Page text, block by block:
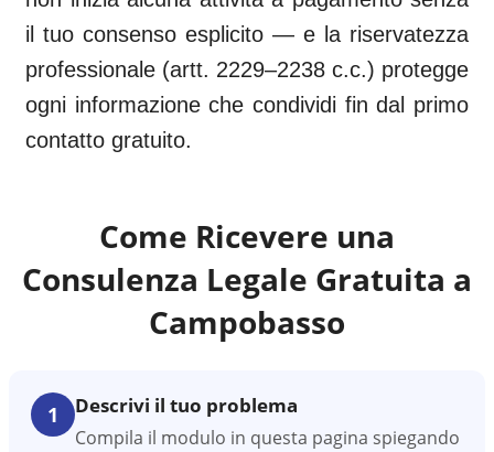
il tuo consenso esplicito — e la riservatezza
professionale (artt. 2229–2238 c.c.) protegge
ogni informazione che condividi fin dal primo
contatto gratuito.
Come Ricevere una
Consulenza Legale Gratuita a
Campobasso
1 Descrivi il tuo problema
Compila il modulo in questa pagina spiegando